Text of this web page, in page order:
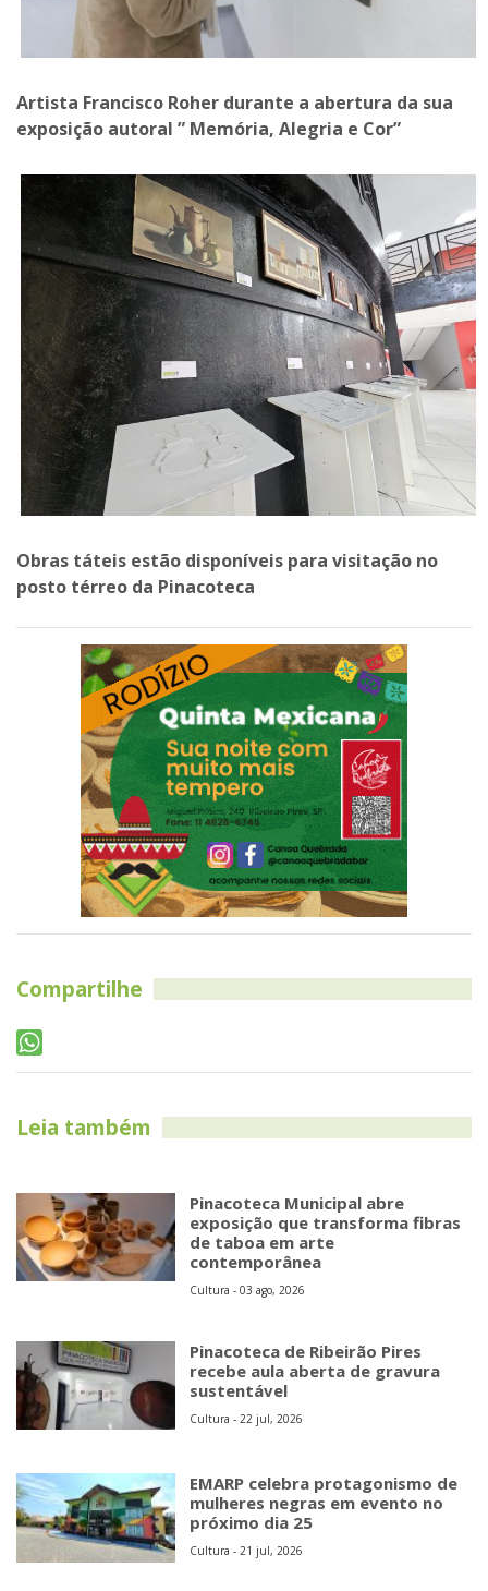
Artista Francisco Roher durante a abertura da sua
exposição autoral ” Memória, Alegria e Cor”
Obras táteis estão disponíveis para visitação no
posto térreo da Pinacoteca
Compartilhe
Leia também
Pinacoteca Municipal abre
exposição que transforma fibras
de taboa em arte
contemporânea
Cultura - 03 ago, 2026
Pinacoteca de Ribeirão Pires
recebe aula aberta de gravura
sustentável
Cultura - 22 jul, 2026
EMARP celebra protagonismo de
mulheres negras em evento no
próximo dia 25
Cultura - 21 jul, 2026